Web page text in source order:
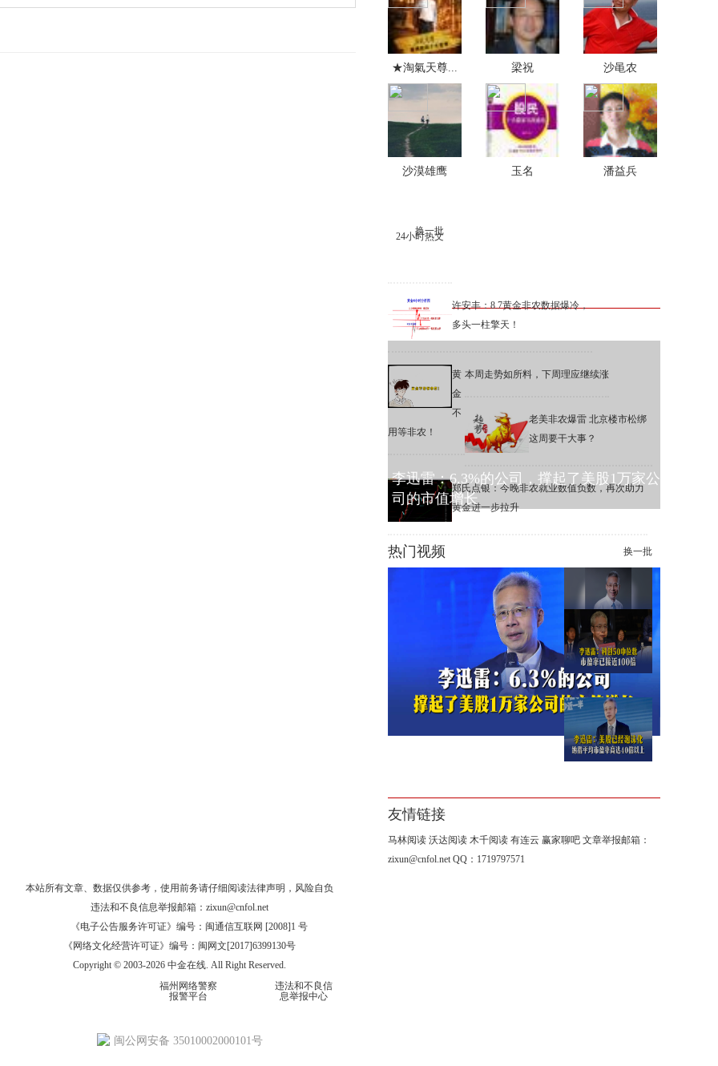
★淘氣天尊... 梁祝 沙黾农
沙漠雄鹰 玉名 潘益兵
24小时热文
换一批
许安丰：8.7黄金非农数据爆冷，
多头一柱擎天！
黄
金
不
用等非农！
本周走势如所料，下周理应继续涨
老美非农爆雷 北京楼市松绑
这周要干大事？
郑氏点银：今晚非农就业数值负数，再次助力
黄金进一步拉升
热门视频 换一批
李迅雷：6.3%的公司，撑起了美股1万家公
司的市值增长
李迅雷：A股一季度平均ROE
为7.5%，远低于标普500
李迅雷：科创50中位数市盈率
李迅雷：美股已经泡沫化，纳
友情链接
马林阅读 沃达阅读 木千阅读 有连云 赢家聊吧 文章举报邮箱：
zixun@cnfol.net QQ：1719797571
本站所有文章、数据仅供参考，使用前务请仔细阅读法律声明 ，风险自负
违法和不良信息举报邮箱： zixun@cnfol.net
《电子公告服务许可证》编号：闽通信互联网 [2008]1 号
《网络文化经营许可证》编号：闽网文[2017]6399130号
Copyright © 2003-2026 中金在线. All Right Reserved.
福州网络警察
报警平台
违法和不良信
息举报中心
闽公网安备 35010002000101号